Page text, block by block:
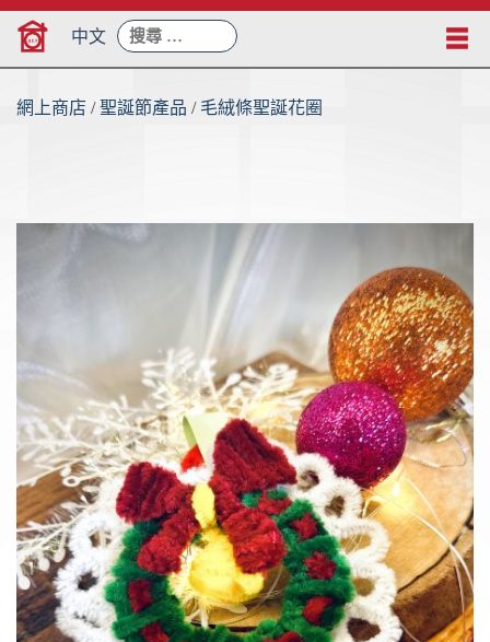
Skip
中文 搜
尋：
網上商店 /聖誕節產品 / 毛絨條聖誕花圈